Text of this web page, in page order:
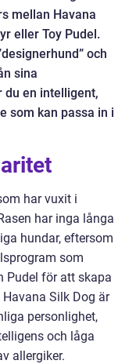
mellan Havana
eller Toy Pudel.
och
sina
du en intelligent,
som kan passa in i
har vuxit i
har inga långa
hundar, eftersom
som
Pudel för att skapa
Silk Dog är
personlighet,
och låga
allergiker.